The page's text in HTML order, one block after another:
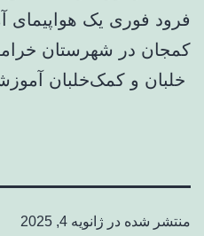
فرود فوری یک هواپیمای
کمجان در شهرستان
خلبان و کمک‌خلبان
منتشر شده در ژانویه 4, 2025